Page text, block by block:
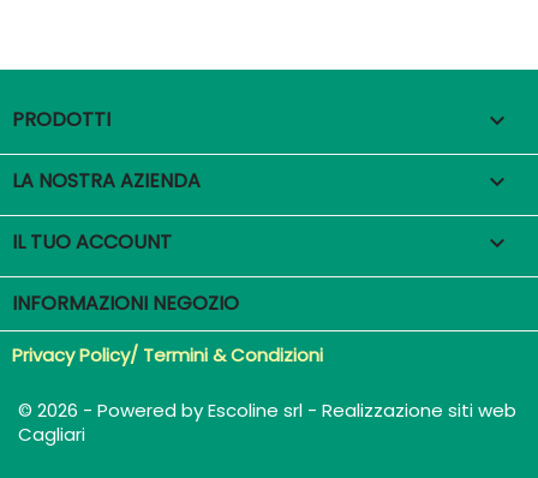
PRODOTTI 
LA NOSTRA AZIENDA 
IL TUO ACCOUNT 
INFORMAZIONI NEGOZIO
Privacy Policy/ Termini & Condizioni
© 2026 - Powered by Escoline srl - Realizzazione siti web
Cagliari